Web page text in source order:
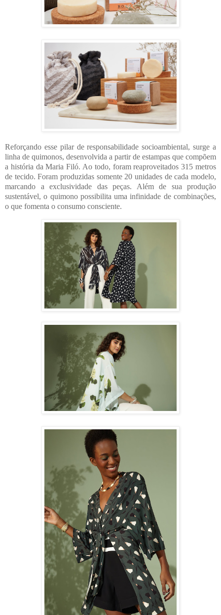
Reforçando esse pilar de responsabilidade socioambiental, surge a
linha de quimonos, desenvolvida a partir de estampas que compõem
a história da Maria Filó. Ao todo, foram reaproveitados 315 metros
de tecido. Foram produzidas somente 20 unidades de cada modelo,
marcando a exclusividade das peças. Além de sua produção
sustentável, o quimono possibilita uma infinidade de combinações,
o que fomenta o consumo consciente.